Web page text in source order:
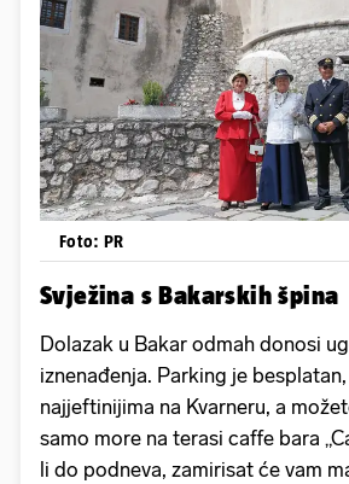
Foto: PR
Svježina s Bakarskih špina
Dolazak u Bakar odmah donosi
iznenađenja. Parking je
najjeftinijima na Kvarneru, a
samo more na terasi caffe bara
li do podneva, zamirisat će vam